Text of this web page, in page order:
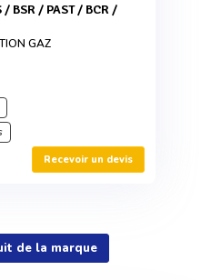
GAZ
Recevoir un devis
de la marque